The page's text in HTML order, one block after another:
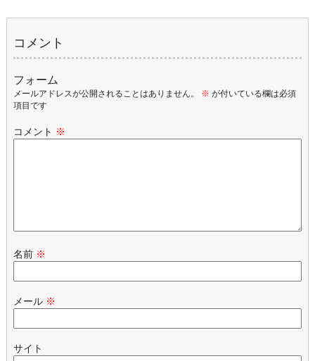
コメント
フォーム
メールアドレスが公開されることはありません。 ※ が付いている欄は必須
項目です
コメント ※
名前 ※
メール ※
サイト